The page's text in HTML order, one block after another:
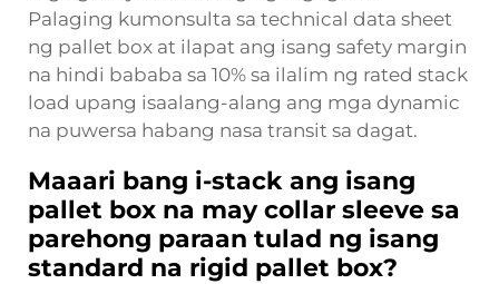
Palaging kumonsulta sa technical data sheet
ng pallet box at ilapat ang isang safety margin
na hindi bababa sa 10% sa ilalim ng rated stack
load upang isaalang-alang ang mga dynamic
na puwersa habang nasa transit sa dagat.
Maaari bang i-stack ang isang
pallet box na may collar sleeve sa
parehong paraan tulad ng isang
standard na rigid pallet box?